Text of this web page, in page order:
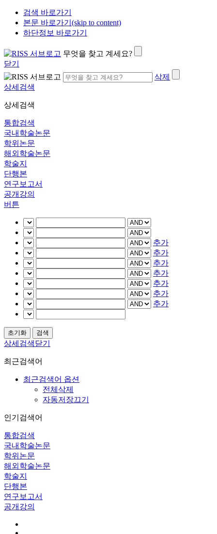
검색 바로가기
본문 바로가기(skip to content)
하단정보 바로가기
무엇을 찾고 계세요?
닫기
삭제
상세검색
상세검색
통합검색
국내학술논문
학위논문
해외학술논문
학술지
단행본
연구보고서
공개강의
버튼
추가
추가
추가
추가
추가
추가
추가
상세검색닫기
최근검색어
최근검색어 옵션
전체삭제
자동저장끄기
인기검색어
통합검색
국내학술논문
학위논문
해외학술논문
학술지
단행본
연구보고서
공개강의